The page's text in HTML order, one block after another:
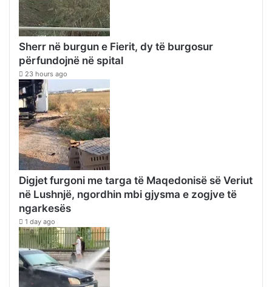
Sherr në burgun e Fierit, dy të burgosur
përfundojnë në spital
23 hours ago
Digjet furgoni me targa të Maqedonisë së Veriut
në Lushnjë, ngordhin mbi gjysma e zogjve të
ngarkesës
1 day ago